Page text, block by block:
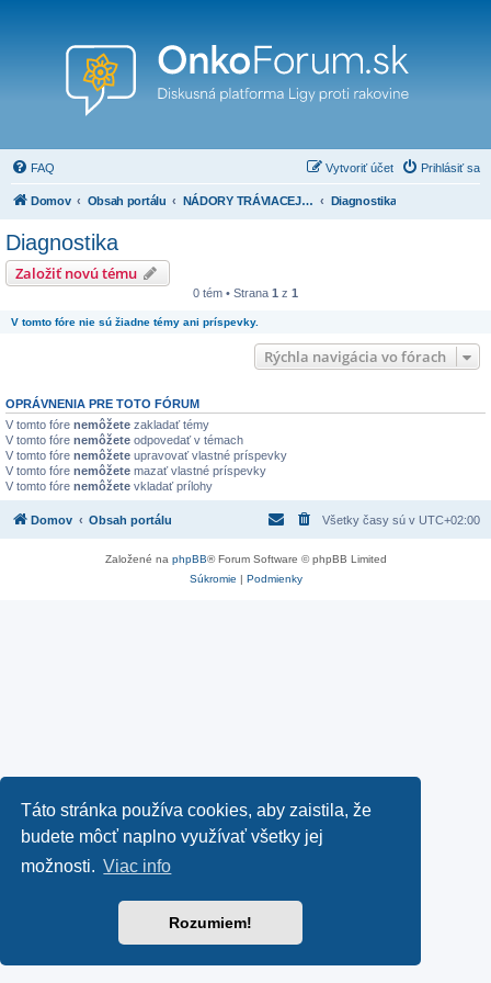
Táto stránka používa cookies, aby zaistila, že
budete môcť naplno využívať všetky jej
možnosti. Viac info
Rozumiem!
FAQ Prihlásiť sa
Vytvoriť účet
Domov Obsah portálu NÁDORY TRÁVIACEJ SÚSTAVY ( pažerák, žalúdok, pankreas, tenké črevo, hrubé črevo, konečník a iné) Diagnostika
Diagnostika
Založiť novú tému
0 tém • Strana 1 z 1
V tomto fóre nie sú žiadne témy ani príspevky.
Rýchla navigácia vo fórach
OPRÁVNENIA PRE TOTO FÓRUM
V tomto fóre nemôžete zakladať témy
V tomto fóre nemôžete odpovedať v témach
V tomto fóre nemôžete upravovať vlastné príspevky
V tomto fóre nemôžete mazať vlastné príspevky
V tomto fóre nemôžete vkladať prílohy
Domov Obsah portálu Všetky časy sú v UTC+02:00
Založené na phpBB® Forum Software © phpBB Limited
Súkromie | Podmienky